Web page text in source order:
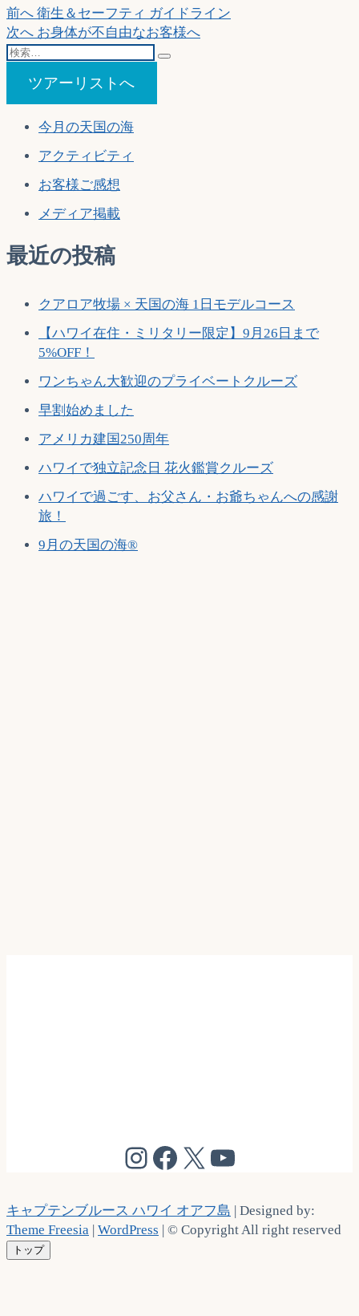
投
稿
ビ
ゲ
ー
シ
ョ
前へ 過
去
の
稿:
衛生＆セーフティ ガイドライン
次へ 次
の
稿:
お身体が不自由なお客様へ
検
ツアーリストへ
今月の天国の海
アクティビティ
お客様ご感想
メディア掲載
最近の投稿
クアロア牧場 × 天国の海 1日モデルコース
【ハワイ在住・ミリタリー限定】9月26日まで
5%OFF！
ワンちゃん大歓迎のプライベートクルーズ
早割始めました
アメリカ建国250周年
ハワイで独立記念日 花火鑑賞クルーズ
ハワイで過ごす、お父さん・お爺ちゃんへの感謝
旅！
9月の天国の海®
@cptbruce_hi
@cptbrucehi
@cptbruce_hi
キャプテンブルース ハワイ オアフ島 | Designed by:
Theme Freesia WordPress | © Copyright All right reserved
トップ